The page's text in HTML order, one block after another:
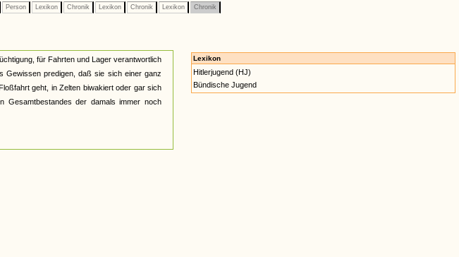
Person Lexikon Chronik Lexikon Chronik Lexikon Chronik
für Fahrten und Lager verantwortlich
Gewissen predigen, daß sie sich einer ganz
geht, in Zelten biwakiert oder gar sich
Gesamtbestandes der damals immer noch
Lexikon
Hitlerjugend (HJ)
Bündische Jugend